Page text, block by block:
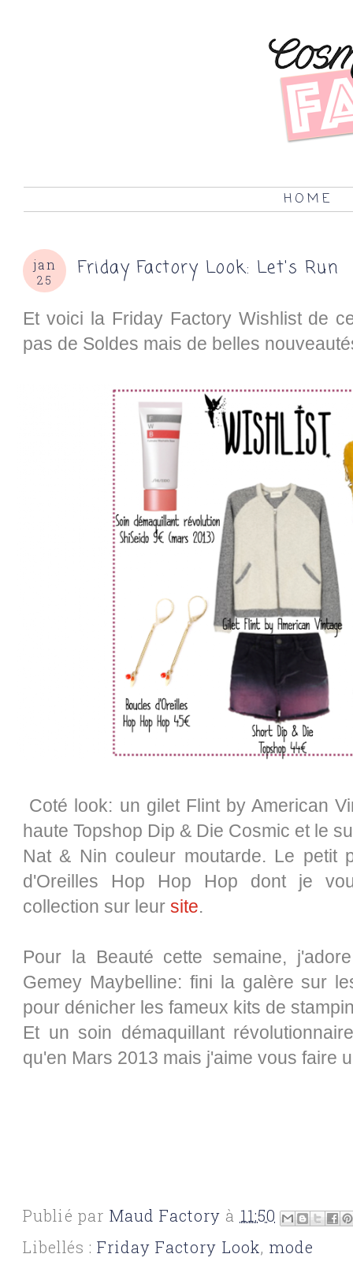
HOME
jan
25 Friday Factory Look: Let's Run
Et voici la Friday Factory Wishlist de
pas de Soldes mais de belles
Coté look: un gilet Flint by American
haute Topshop Dip & Die Cosmic et le
Nat & Nin couleur moutarde. Le petit
d'Oreilles Hop Hop Hop dont je
collection sur leur site.
Pour la Beauté cette semaine,
Gemey Maybelline: fini la galère sur
pour dénicher les fameux kits de
Et un soin démaquillant
qu'en Mars 2013 mais j'aime vous faire
Publié par Maud Factory à 11:50
Libellés :Friday Factory Look, mode